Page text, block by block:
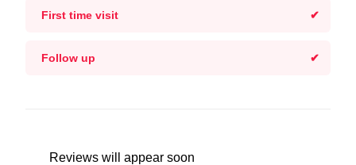
First time visit
Follow up
Reviews will appear soon